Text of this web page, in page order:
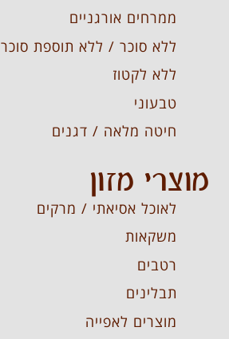
ממרחים אורגניים
ללא סוכר / ללא תוספת סוכר
ללא לקטוז
טבעוני
חיטה מלאה / דגנים
מוצרי מזון
לאוכל אסיאתי / מרקים
משקאות
רטבים
תבלינים
מוצרים לאפייה